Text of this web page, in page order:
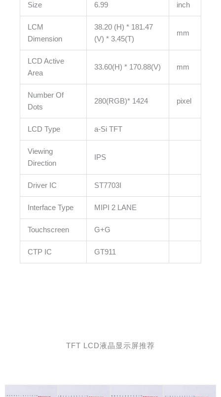
Size 6.99 inch
LCM
Dimension
38.20 (H) * 181.47
(V) * 3.45(T)
mm
LCD Active
Area
33.60(H) * 170.88(V) mm
Number Of
Dots
280(RGB)* 1424 pixel
LCD Type a-Si TFT
Viewing
Direction
IPS
Driver IC ST7703I
Interface Type MIPI 2 LANE
Touchscreen G+G
CTP IC GT911
TFT LCD液晶显示屏推荐